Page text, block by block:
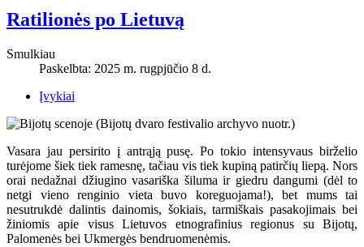
Ratilionės po Lietuvą
Smulkiau
Paskelbta: 2025 m. rugpjūčio 8 d.
Įvykiai
Vasara jau persirito į antrąją pusę. Po tokio intensyvaus birželio
turėjome šiek tiek ramesnę, tačiau vis tiek kupiną patirčių liepą. Nors
orai nedažnai džiugino vasariška šiluma ir giedru dangumi (dėl to
netgi vieno renginio vieta buvo koreguojama!), bet mums tai
nesutrukdė dalintis dainomis, šokiais, tarmiškais pasakojimais bei
žiniomis apie visus Lietuvos etnografinius regionus su Bijotų,
Palomenės bei Ukmergės bendruomenėmis.